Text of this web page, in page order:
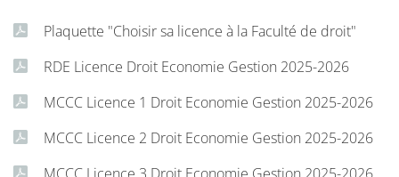
Plaquette "Choisir sa licence à la Faculté de droit"
RDE Licence Droit Economie Gestion 2025-2026
MCCC Licence 1 Droit Economie Gestion 2025-2026
MCCC Licence 2 Droit Economie Gestion 2025-2026